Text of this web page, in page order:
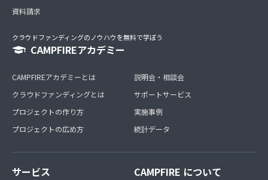
資料請求
クラウドファンディングのノウハウを無料で学ぼう
CAMPFIREアカデミー
CAMPFIREアカデミーとは
クラウドファンディングとは
プロジェクトの作り方
プロジェクトの広め方
説明会・相談会
サポートサービス
実施事例
統計データ
サービス CAMPFIRE について